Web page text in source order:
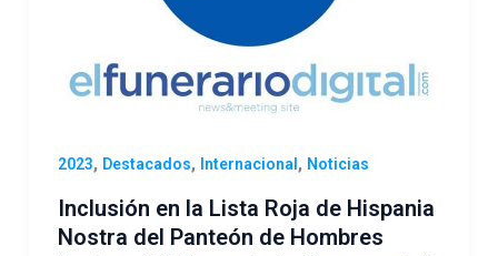
2023, Destacados, Internacional , Noticias
Inclusión en la Lista Roja de Hispania
Nostra del Panteón de Hombres